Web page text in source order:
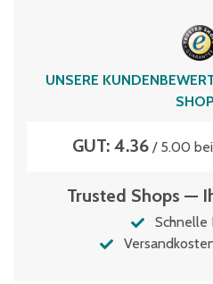
UNSERE
GUT: 4.36/ 5.00 bei
Trusted Shops —
Schnelle